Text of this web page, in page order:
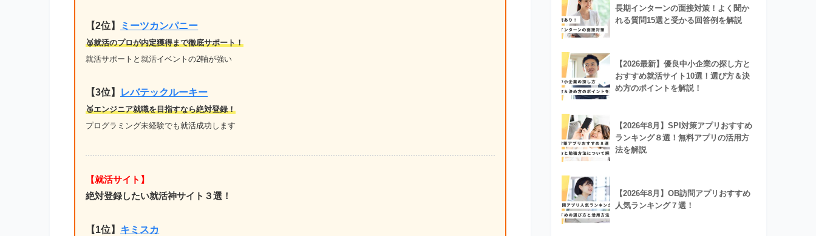
【2位】 ミーツカンパニー
🥈就活のプロが内定獲得まで徹底サポート！
就活サポートと就活イベントの2軸が強い
【3位】 レバテックルーキー
🥉エンジニア就職を目指すなら絶対登録！
プログラミング未経験でも就活成功します
【就活サイト】
絶対登録したい就活神サイト３選！
【1位】 キミスカ
長期インターンの面接対策！よく聞か
れる質問15選と受かる回答例を解説
【2026最新】優良中小企業の探し方と
おすすめ就活サイト10選！選び方＆決
め方のポイントを解説！
【2026年8月】SPI対策アプリおすすめ
ランキング８選！無料アプリの活用方
法を解説
【2026年8月】OB訪問アプリおすすめ
人気ランキング７選！